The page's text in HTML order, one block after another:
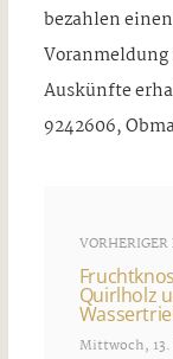
bezahlen
Auskünfte
9242606,
Quirlholz
Mittwoch, 13.